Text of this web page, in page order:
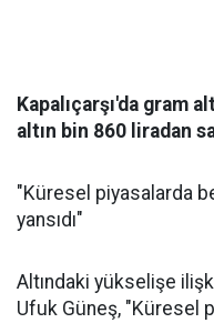
Kapalıçarşı'da gram
altın bin 860 liradan
"Küresel piyasalarda
yansıdı"
Altındaki yükselişe
Ufuk Güneş, "Küresel